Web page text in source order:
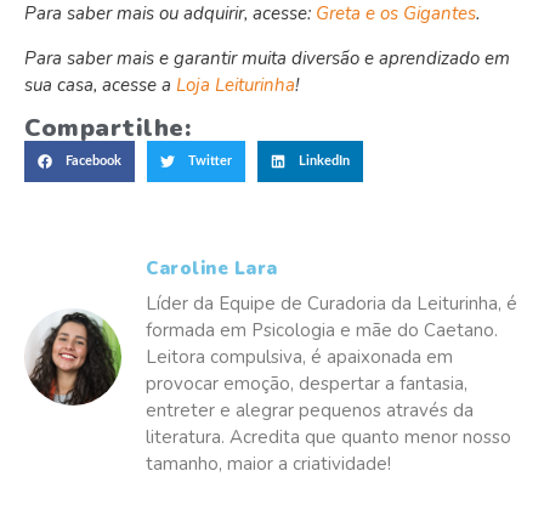
Para saber mais ou adquirir, acesse: Greta e os Gigantes.
Para saber mais e garantir muita diversão e aprendizado em
sua casa, acesse a Loja Leiturinha!
Compartilhe:
Facebook Twitter LinkedIn
Caroline Lara
Líder da Equipe de Curadoria da Leiturinha, é
formada em Psicologia e mãe do Caetano.
Leitora compulsiva, é apaixonada em
provocar emoção, despertar a fantasia,
entreter e alegrar pequenos através da
literatura. Acredita que quanto menor nosso
tamanho, maior a criatividade!